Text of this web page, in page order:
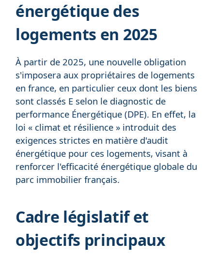
énergétique des
logements en 2025
À partir de 2025, une nouvelle obligation
s'imposera aux propriétaires de logements
en france, en particulier ceux dont les biens
sont classés E selon le diagnostic de
performance Énergétique (DPE). En effet, la
loi « climat et résilience » introduit des
exigences strictes en matière d'audit
énergétique pour ces logements, visant à
renforcer l'efficacité énergétique globale du
parc immobilier français.
Cadre législatif et
objectifs principaux